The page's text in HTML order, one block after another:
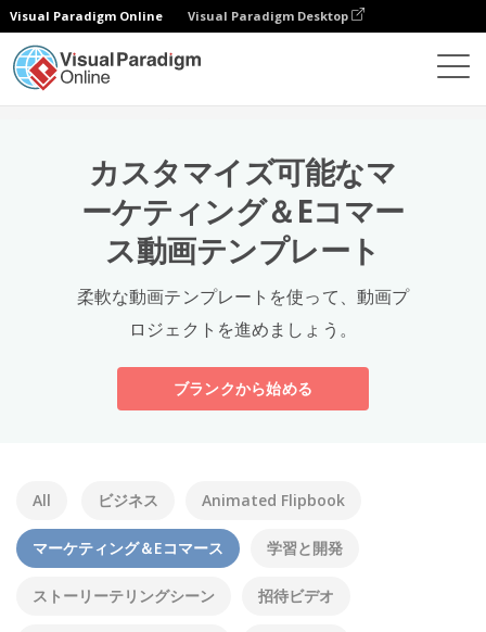
Visual Paradigm Online Visual Paradigm Desktop
カスタマイズ可能なマ
ーケティング＆Eコマー
ス動画テンプレート
柔軟な動画テンプレートを使って、動画プ
ロジェクトを進めましょう。
ブランクから始める
All ビジネス Animated Flipbook
マーケティング＆Eコマース 学習と開発
ストーリーテリングシーン 招待ビデオ